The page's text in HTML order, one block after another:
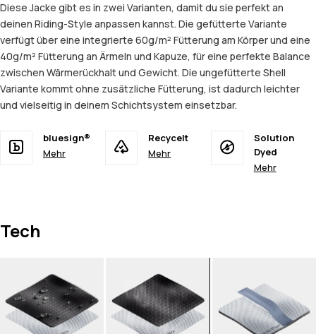
Diese Jacke gibt es in zwei Varianten, damit du sie perfekt an
deinen Riding-Style anpassen kannst. Die gefütterte Variante
verfügt über eine integrierte 60g/m² Fütterung am Körper und eine
40g/m² Fütterung an Ärmeln und Kapuze, für eine perfekte Balance
zwischen Wärmerückhalt und Gewicht. Die ungefütterte Shell
Variante kommt ohne zusätzliche Fütterung, ist dadurch leichter
und vielseitig in deinem Schichtsystem einsetzbar.
bluesign®
Mehr
Recycelt
Mehr
Solution
Dyed
Mehr
Tech